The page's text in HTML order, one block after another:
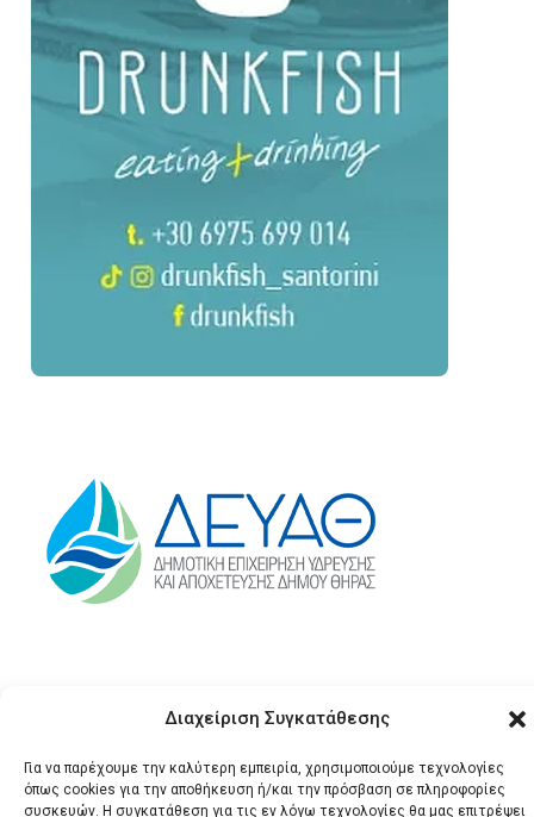
Διαχείριση Συγκατάθεσης
Για να παρέχουμε την καλύτερη εμπειρία, χρησιμοποιούμε τεχνολογίες
όπως cookies για την αποθήκευση ή/και την πρόσβαση σε πληροφορίες
συσκευών. Η συγκατάθεση για τις εν λόγω τεχνολογίες θα μας επιτρέψει